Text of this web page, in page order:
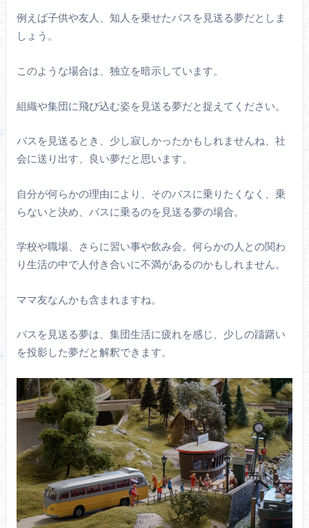
例えば子供や友人、知人を乗せたバスを見送る夢だとしま
しょう。
このような場合は、独立を暗示しています。
組織や集団に飛び込む姿を見送る夢だと捉えてください。
バスを見送るとき、少し寂しかったかもしれませんね、社
会に送り出す、良い夢だと思います。
自分が何らかの理由により、そのバスに乗りたくなく、乗
らないと決め、バスに乗るのを見送る夢の場合。
学校や職場、さらに習い事や飲み会。何らかの人との関わ
り生活の中で人付き合いに不満があるのかもしれません。
ママ友なんかも含まれますね。
バスを見送る夢は、集団生活に疲れを感じ、少しの躊躇い
を投影した夢だと解釈できます。